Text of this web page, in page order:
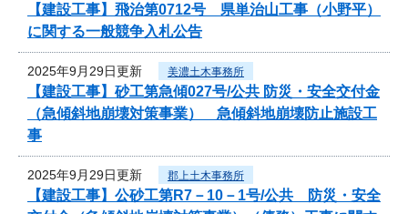
【建設工事】飛治第0712号 県単治山工事（小野平）
に関する一般競争入札公告
2025年9月29日更新 美濃土木事務所
【建設工事】砂工第急傾027号/公共 防災・安全交付金
（急傾斜地崩壊対策事業） 急傾斜地崩壊防止施設工
事
2025年9月29日更新 郡上土木事務所
【建設工事】公砂工第R7－10－1号/公共 防災・安全